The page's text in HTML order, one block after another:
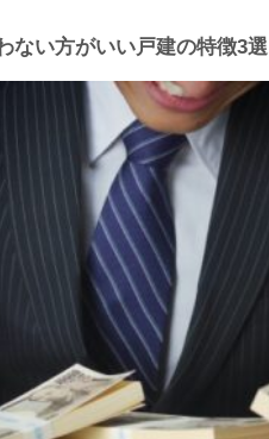
ない方がいい戸建の特徴3選